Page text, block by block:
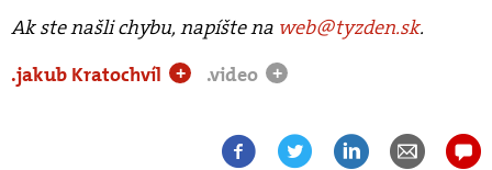
Ak ste našli chybu, napíšte na web@tyzden.sk.
.jakub Kratochvíl
+ .video +